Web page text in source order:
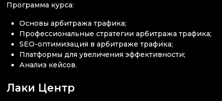
Программа курса:
Основы арбитража трафика;
Профессиональные стратегии арбитража трафика;
SEO-оптимизация в арбитраже трафика;
Платформы для увеличения эффективности;
Анализ кейсов.
Лаки Центр